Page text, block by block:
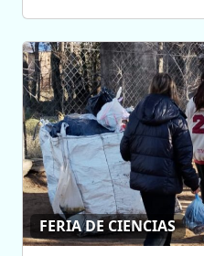
FERIA DE CIENCIAS